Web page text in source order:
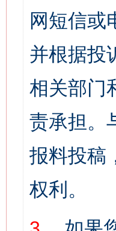
网短信或
并根据投
相关部门
责承担。
报料投稿
权利。